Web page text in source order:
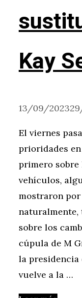
Kay
13/09/2023
El viernes
prioridades
primero sobre
vehículos,
mostraron por
naturalmente,
sobre los
cúpula de M
la presidencia
vuelve a la …